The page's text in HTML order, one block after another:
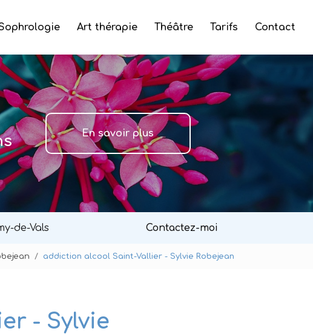
Art thérapie Théâtre Tarifs Contact
En savoir plus
de-Vals Contactez-moi
addiction alcool Saint-Vallier - Sylvie Robejean
- Sylvie